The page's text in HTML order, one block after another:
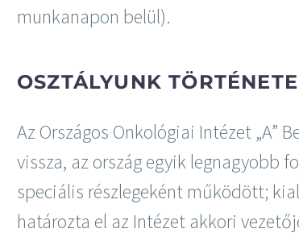
munkanapon belül).
OSZTÁLYUNK TÖRTÉNETE
Az Országos Onkológiai Intézet
vissza, az ország egyik legnagyobb
speciális részlegeként működött;
határozta el az Intézet akkori